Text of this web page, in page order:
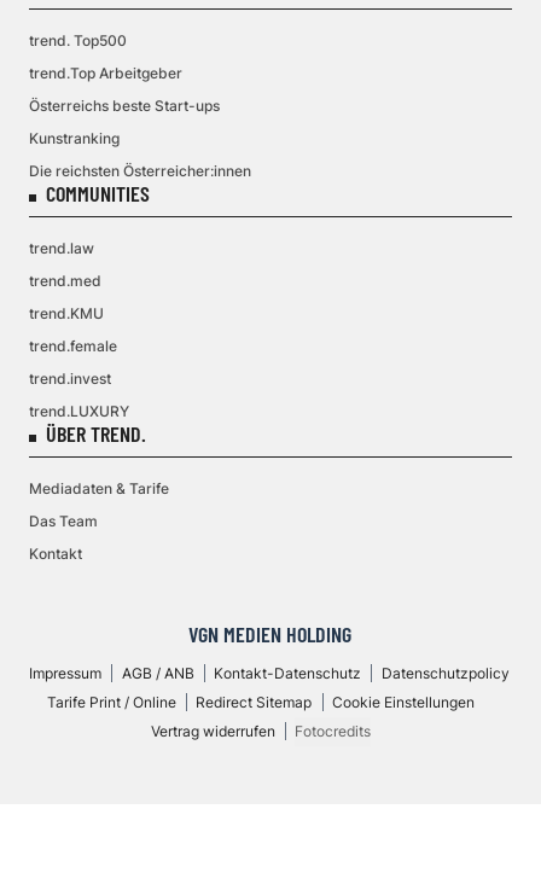
trend. Top500
trend.Top Arbeitgeber
Österreichs beste Start-ups
Kunstranking
Die reichsten Österreicher:innen
COMMUNITIES
trend.law
trend.med
trend.KMU
trend.female
trend.invest
trend.LUXURY
ÜBER TREND.
Mediadaten & Tarife
Das Team
Kontakt
VGN MEDIEN HOLDING
Impressum AGB / ANB Kontakt-Datenschutz
Datenschutzpolicy
Tarife Print / Online
Redirect Sitemap
Cookie Einstellungen
Vertrag widerrufen
Fotocredits